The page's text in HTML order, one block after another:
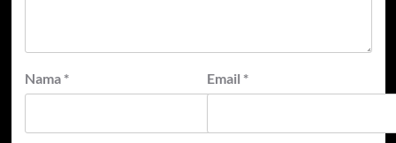
Nama * Email *